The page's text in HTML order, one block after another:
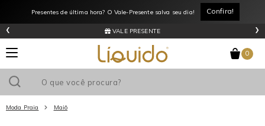
Presentes de última hora? O Vale-Presente salva seu dia! Confira!
VALE PRESENTE
‹ ›
0
Moda Praia Maiô